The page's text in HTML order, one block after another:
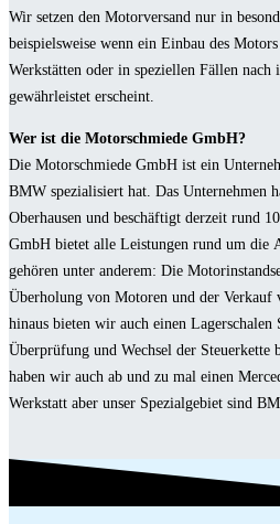
Wir setzen den Motorversand nur in
beispielsweise wenn ein Einbau des
Werkstätten oder in speziellen Fällen
gewährleistet erscheint.
Wer ist die Motorschmiede GmbH?
Die Motorschmiede GmbH ist ein
BMW spezialisiert hat. Das Unternehmen
Oberhausen und beschäftigt derzeit rund
GmbH bietet alle Leistungen rund um die
gehören unter anderem: Die
Überholung von Motoren und der Verkauf
hinaus bieten wir auch einen Lagerschalen
Überprüfung und Wechsel der
haben wir auch ab und zu mal einen
Werkstatt aber unser Spezialgebiet sind